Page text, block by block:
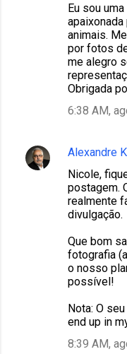
Eu sou
animais.
por fotos
me alegro
Obrigada
6:38 AM,
Alexandre
Nicole,
postagem.
realmente
divulgação.
Que bom
fotografia
o nosso
possível!
Nota: O
end up in
8:39 AM,